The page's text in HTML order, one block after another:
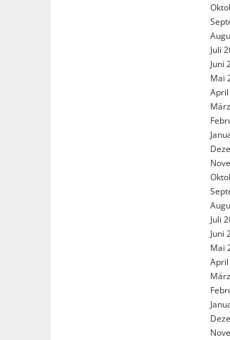
Juli
Juni
Mai
Juli
Juni
Mai